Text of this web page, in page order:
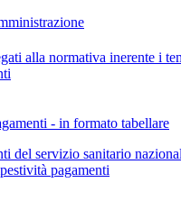
alla normativa inerente i
- in formato tabellare
del servizio sanitario
pagamenti